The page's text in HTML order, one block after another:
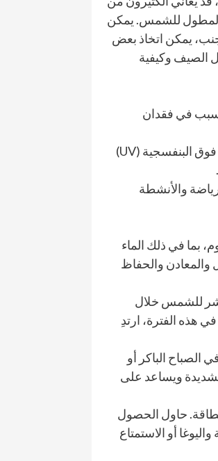
المطول للشمس. يمكن
يمكن اتخاذ بعض
الصيف وكيفية
في فقدان
2. التعرض المطول للشمس: التعرض المطول لأشعة الشمس الحارقة والأشعة فوق البنفسجية (UV)
والأنشطة
بما في ذلك الماء
والمعادن والحفاظ
للشمس خلال
كان عليك الخروج في هذه الفترة، ارتدِ
الصباح الباكر أو
ويساعد على
حاول الحصول
أو الاستمتاع